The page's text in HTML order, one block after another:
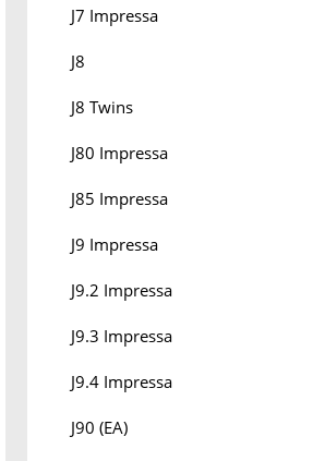
J7 Impressa
J8
J8 Twins
J80 Impressa
J85 Impressa
J9 Impressa
J9.2 Impressa
J9.3 Impressa
J9.4 Impressa
J90 (EA)